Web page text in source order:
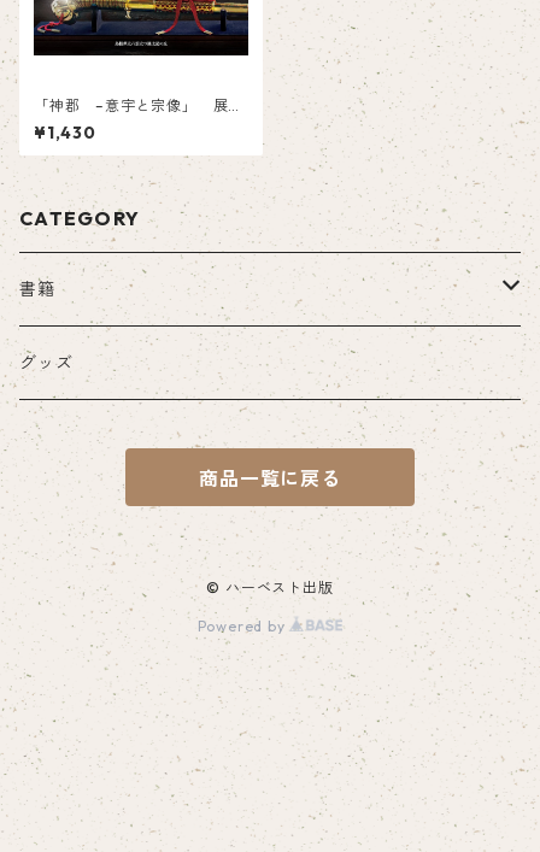
「神郡 –意宇と宗像」 展示
図録
¥1,430
CATEGORY
書籍
紙の書籍
一般書籍
山陰文化ライブラリー
山城シリーズ
山陰名城叢書
尼子氏関連
戦国ロマン広瀬町シリーズ
展示図録
電子書籍
グッズ
商品一覧に戻る
© ハーベスト出版
Powered by